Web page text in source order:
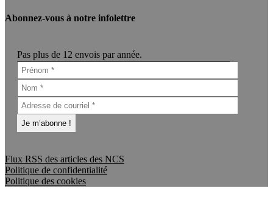
Abonnez-vous à notre infolettre
Pas plus de 12 envois par année.
Flux RSS des articles des NCS
Politique de confidentialité
Politique des cookies